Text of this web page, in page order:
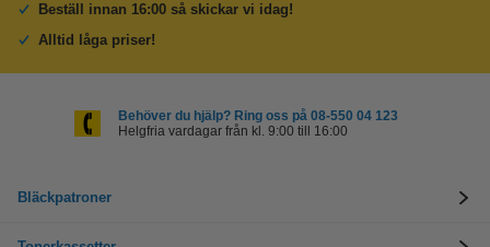
Beställ innan 16:00 så skickar vi idag!
Alltid låga priser!
Behöver du hjälp? Ring oss på 08-550 04 123
Helgfria vardagar från kl. 9:00 till 16:00
Bläckpatroner